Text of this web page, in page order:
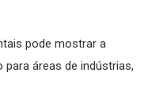
pode mostrar a
para áreas de indústrias,